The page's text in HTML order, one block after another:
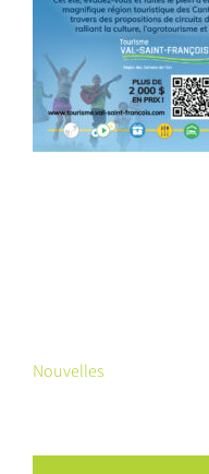
Nouvelles